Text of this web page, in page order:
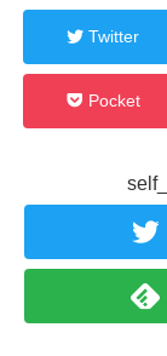
Twitter
Pocket